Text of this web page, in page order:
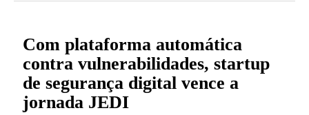
Com plataforma automática
contra vulnerabilidades, startup
de segurança digital vence a
jornada JEDI